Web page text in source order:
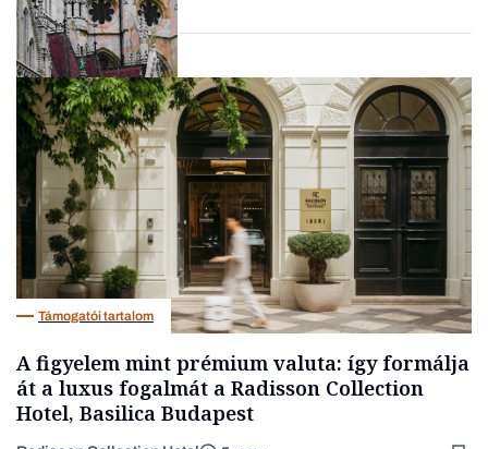
Politika
Támogatói tartalom
A figyelem mint prémium valuta: így formálja
át a luxus fogalmát a Radisson Collection
Hotel, Basilica Budapest